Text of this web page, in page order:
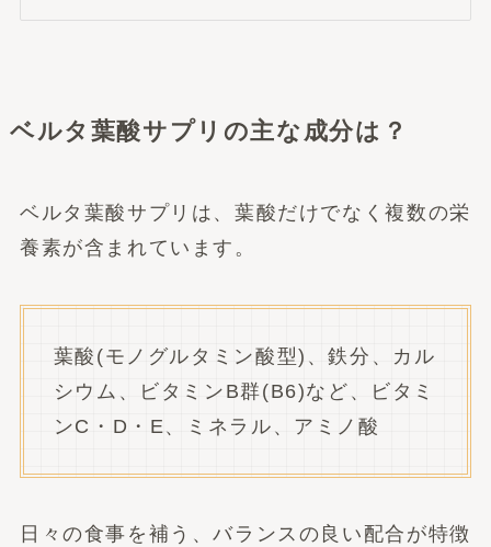
ベルタ葉酸サプリの主な成分は？
ベルタ葉酸サプリは、葉酸だけでなく複数の栄
養素が含まれています。
葉酸(モノグルタミン酸型)、鉄分、カル
シウム、ビタミンB群(B6)など、ビタミ
ンC・D・E、ミネラル、アミノ酸
日々の食事を補う、バランスの良い配合が特徴